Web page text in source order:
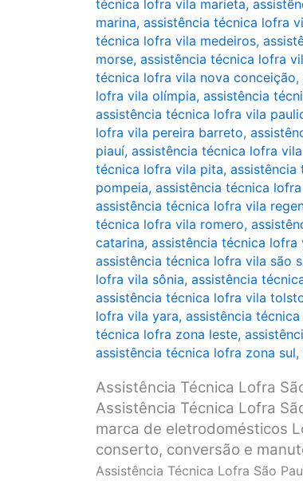
técnica lofra vila marieta,
marina, assistência técnica lofra
técnica lofra vila medeiros,
morse, assistência técnica lofra
técnica lofra vila nova conceição,
lofra vila olímpia, assistência
assistência técnica lofra vila
lofra vila pereira barreto,
piauí, assistência técnica lofra
técnica lofra vila pita,
pompeia, assistência técnica
assistência técnica lofra vila
técnica lofra vila romero,
catarina, assistência técnica lofra
assistência técnica lofra vila são
lofra vila sônia, assistência
assistência técnica lofra vila
lofra vila yara, assistência
técnica lofra zona leste,
assistência técnica lofra zona sul,
Assistência Técnica Lofra
Assistência Técnica Lofra
marca de eletrodomésticos
conserto, conversão e
Assistência Técnica Lofra São